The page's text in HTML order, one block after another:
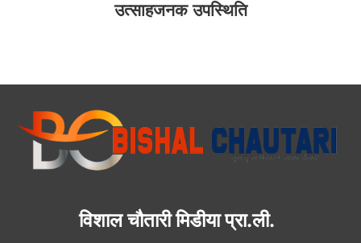
उत्साहजनक उपस्थिति
विशाल चौतारी मिडीया प्रा.ली.